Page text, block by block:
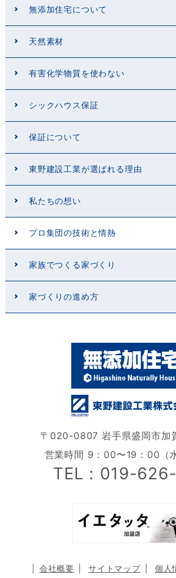
無添加住宅について
天然素材
有害化学物質を使わない
シックハウス保証
保証について
東野建設工業が選ばれる理由
私たちの想い
プロ集団の技術と情熱
家族でつくる家づくり
家づくりの進め方
〒020-0807 岩手県盛岡市加
営業時間 9：00〜19：00（
TEL：019-626-
会社概要 サイトマップ
個人